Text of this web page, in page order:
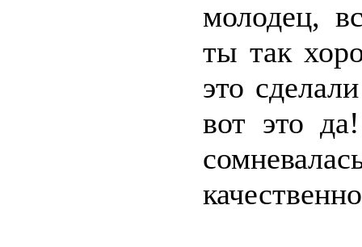
молодец,
ты так
это
вот это